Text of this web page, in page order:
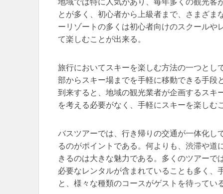
とが多く、初心者から上級者まで、さまざま
ーリゾートの多くは初心者向けのスクールや
て楽しむことが出来る。
旅行においてスキーを楽しむ方法の一つとし
部からスキー場までを手軽に移動できる手段
到来すると、地域の観光業者が企画するスキ
を考える必要がなく、手軽にスキーを楽しむ
バスツアーでは、行き帰りの交通が一体化し
るのがポイントである。何よりも、渋滞や
きるのは大きな魅力である。多くのツアーで
必要なレンタルが含まれていることも多く、
と、様々な種類のコースがゲストを待っている